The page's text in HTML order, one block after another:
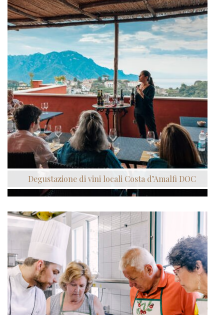
Degustazione di vini locali Costa d’Amalfi DOC